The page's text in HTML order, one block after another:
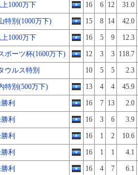
1000万下 16 6 12
31.0
特別(1000万下) 15 8 14
42.0
1000万下 16 5 9
12.3
ポーツ杯(1600万下) 12 3 3 118.7
ウルス特別 10 5 5
2.3
特別(500万下) 13 4 4
45.9
利 16 7 13
2.0
利 16 3 6
3.9
利 16 1 2
10.6
利 16 1 1
4.1
利 16 4 7
6.1